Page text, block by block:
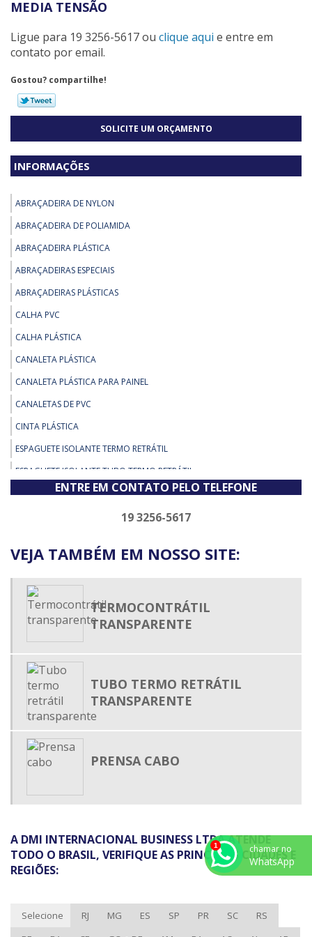
MEDIA TENSÃO
Ligue para 19 3256-5617ou clique aqui e entre em
contato por email.
Gostou? compartilhe!
SOLICITE UM ORÇAMENTO
INFORMAÇÕES
ABRAÇADEIRA DE NYLON
ABRAÇADEIRA DE POLIAMIDA
ABRAÇADEIRA PLÁSTICA
ABRAÇADEIRAS ESPECIAIS
ABRAÇADEIRAS PLÁSTICAS
CALHA PVC
CALHA PLÁSTICA
CANALETA PLÁSTICA
CANALETA PLÁSTICA PARA PAINEL
CANALETAS DE PVC
CINTA PLÁSTICA
ESPAGUETE ISOLANTE TERMO RETRÁTIL
ESPAGUETE ISOLANTE TUBO TERMO RETRÁTIL
ESPAGUETE TERMO CONTRÁTIL
ESPAGUETE TERMO ENCOLHIVEL
ESPAGUETE TERMO RETRÁTIL ADESIVADO
ESPAGUETE TERMOCONTRÁTIL
FIXADOR DE ABRAÇADEIRA DE NYLON
MALHA EXPANSIVA
PRENSA CABO
TERMO RETRÁTIL MEDIA TENSÃO
TUBO ISOLANTE TERMO RETRÁTIL
TUBO PLÁSTICO TERMO ENCOLHÍVEL
TUBO TERMO RETRÁTIL
TUBO TERMOENCOLHÍVEL
ABRAÇADEIRA DE NYLON PARA LACRE
ABRAÇADEIRA PLÁSTICA PREÇO
ENTRE EM CONTATO PELO TELEFONE
19 3256-5617
VEJA TAMBÉM EM NOSSO SITE:
TERMOCONTRÁTIL
TRANSPARENTE
TUBO TERMO RETRÁTIL
TRANSPARENTE
PRENSA CABO
A DMI INTERNACIONAL BUSINESS LTDA ATENDE
TODO O BRASIL, VERIFIQUE AS PRINCIPAIS CIDADES E
REGIÕES:
Selecione RJ MG ES SP PR SC
RS
chamar no
WhatsApp